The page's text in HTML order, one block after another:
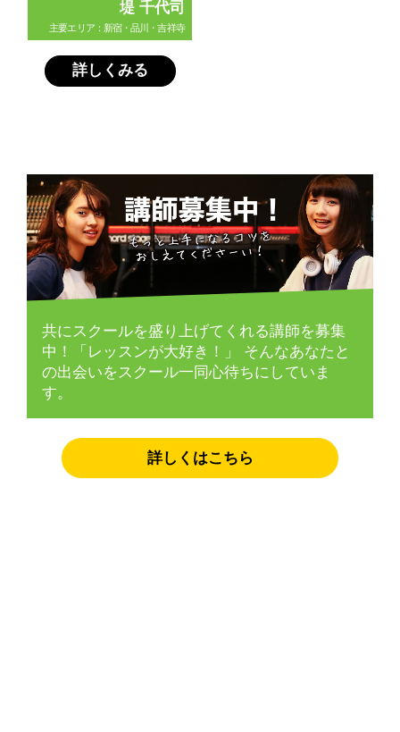
堤 千代司
主要エリア：新宿・品川・吉祥寺
詳しくみる
共にスクールを盛り上げてくれる講師を募集
中！「レッスンが大好き！」 そんなあなたと
の出会いをスクール一同心待ちにしていま
す。
詳しくはこちら